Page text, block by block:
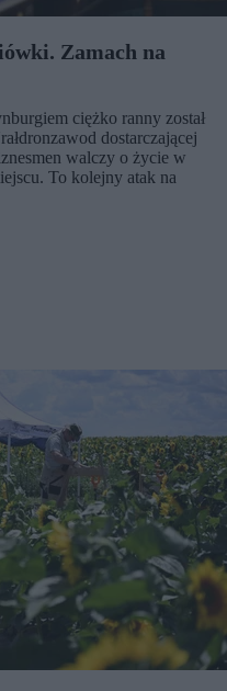
Zamach na
ciężko ranny został
dostarczającej
walczy o życie w
To kolejny atak na